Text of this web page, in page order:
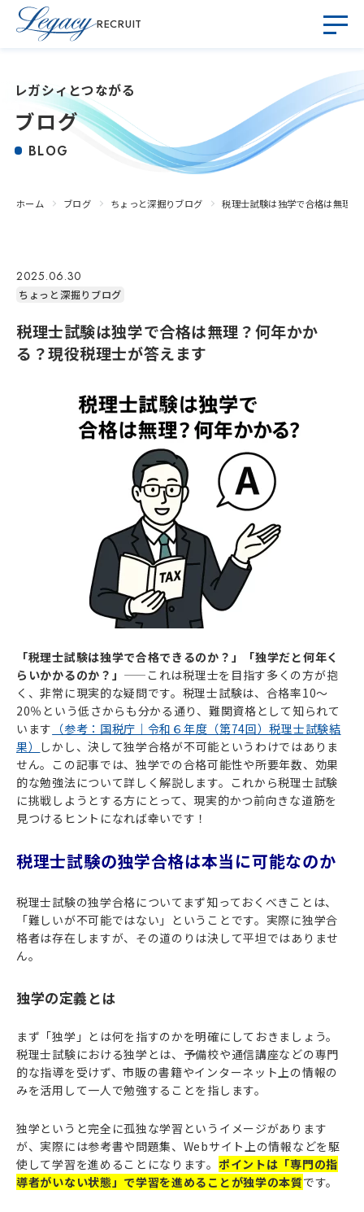
RECRUIT
イベント
エントリー
レガシィとつながる
ブログ
BLOG
ホーム ブログ ちょっと深掘りブログ 税理士試験は独学で合格は無理
2025.06.30
ちょっと深掘りブログ
税理士試験は独学で合格は無理？何年かか
る？現役税理士が答えます
「税理士試験は独学で合格できるのか？」「独学だと何年く
らいかかるのか？」 ——これは税理士を目指す多くの方が抱
く、非常に現実的な疑問です。税理士試験は、合格率10〜
20％という低さからも分かる通り、難関資格として知られて
います （参考：国税庁｜令和６年度（第74回）税理士試験結
果）
しかし、決して独学合格が不可能というわけではありま
せん。この記事では、独学での合格可能性や所要年数、効果
的な勉強法について詳しく解説します。これから税理士試験
に挑戦しようとする方にとって、現実的かつ前向きな道筋を
見つけるヒントになれば幸いです！
税理士試験の独学合格は本当に可能なのか
税理士試験の独学合格についてまず知っておくべきことは、
「難しいが不可能ではない」ということです。実際に独学合
格者は存在しますが、その道のりは決して平坦ではありませ
ん。
独学の定義とは
まず「独学」とは何を指すのかを明確にしておきましょう。
税理士試験における独学とは、予備校や通信講座などの専門
的な指導を受けず、市販の書籍やインターネット上の情報の
みを活用して一人で勉強することを指します。
独学というと完全に孤独な学習というイメージがあります
が、実際には参考書や問題集、Webサイト上の情報などを駆
使して学習を進めることになります。 ポイントは「専門の指
導者がいない状態」で学習を進めることが独学の本質です。